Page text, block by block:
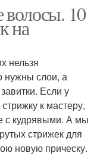
волосы. 10
на
нельзя
нужны слои, а
Если у
к мастеру,
с кудрявыми. А мы
стрижек для
новую прическу.